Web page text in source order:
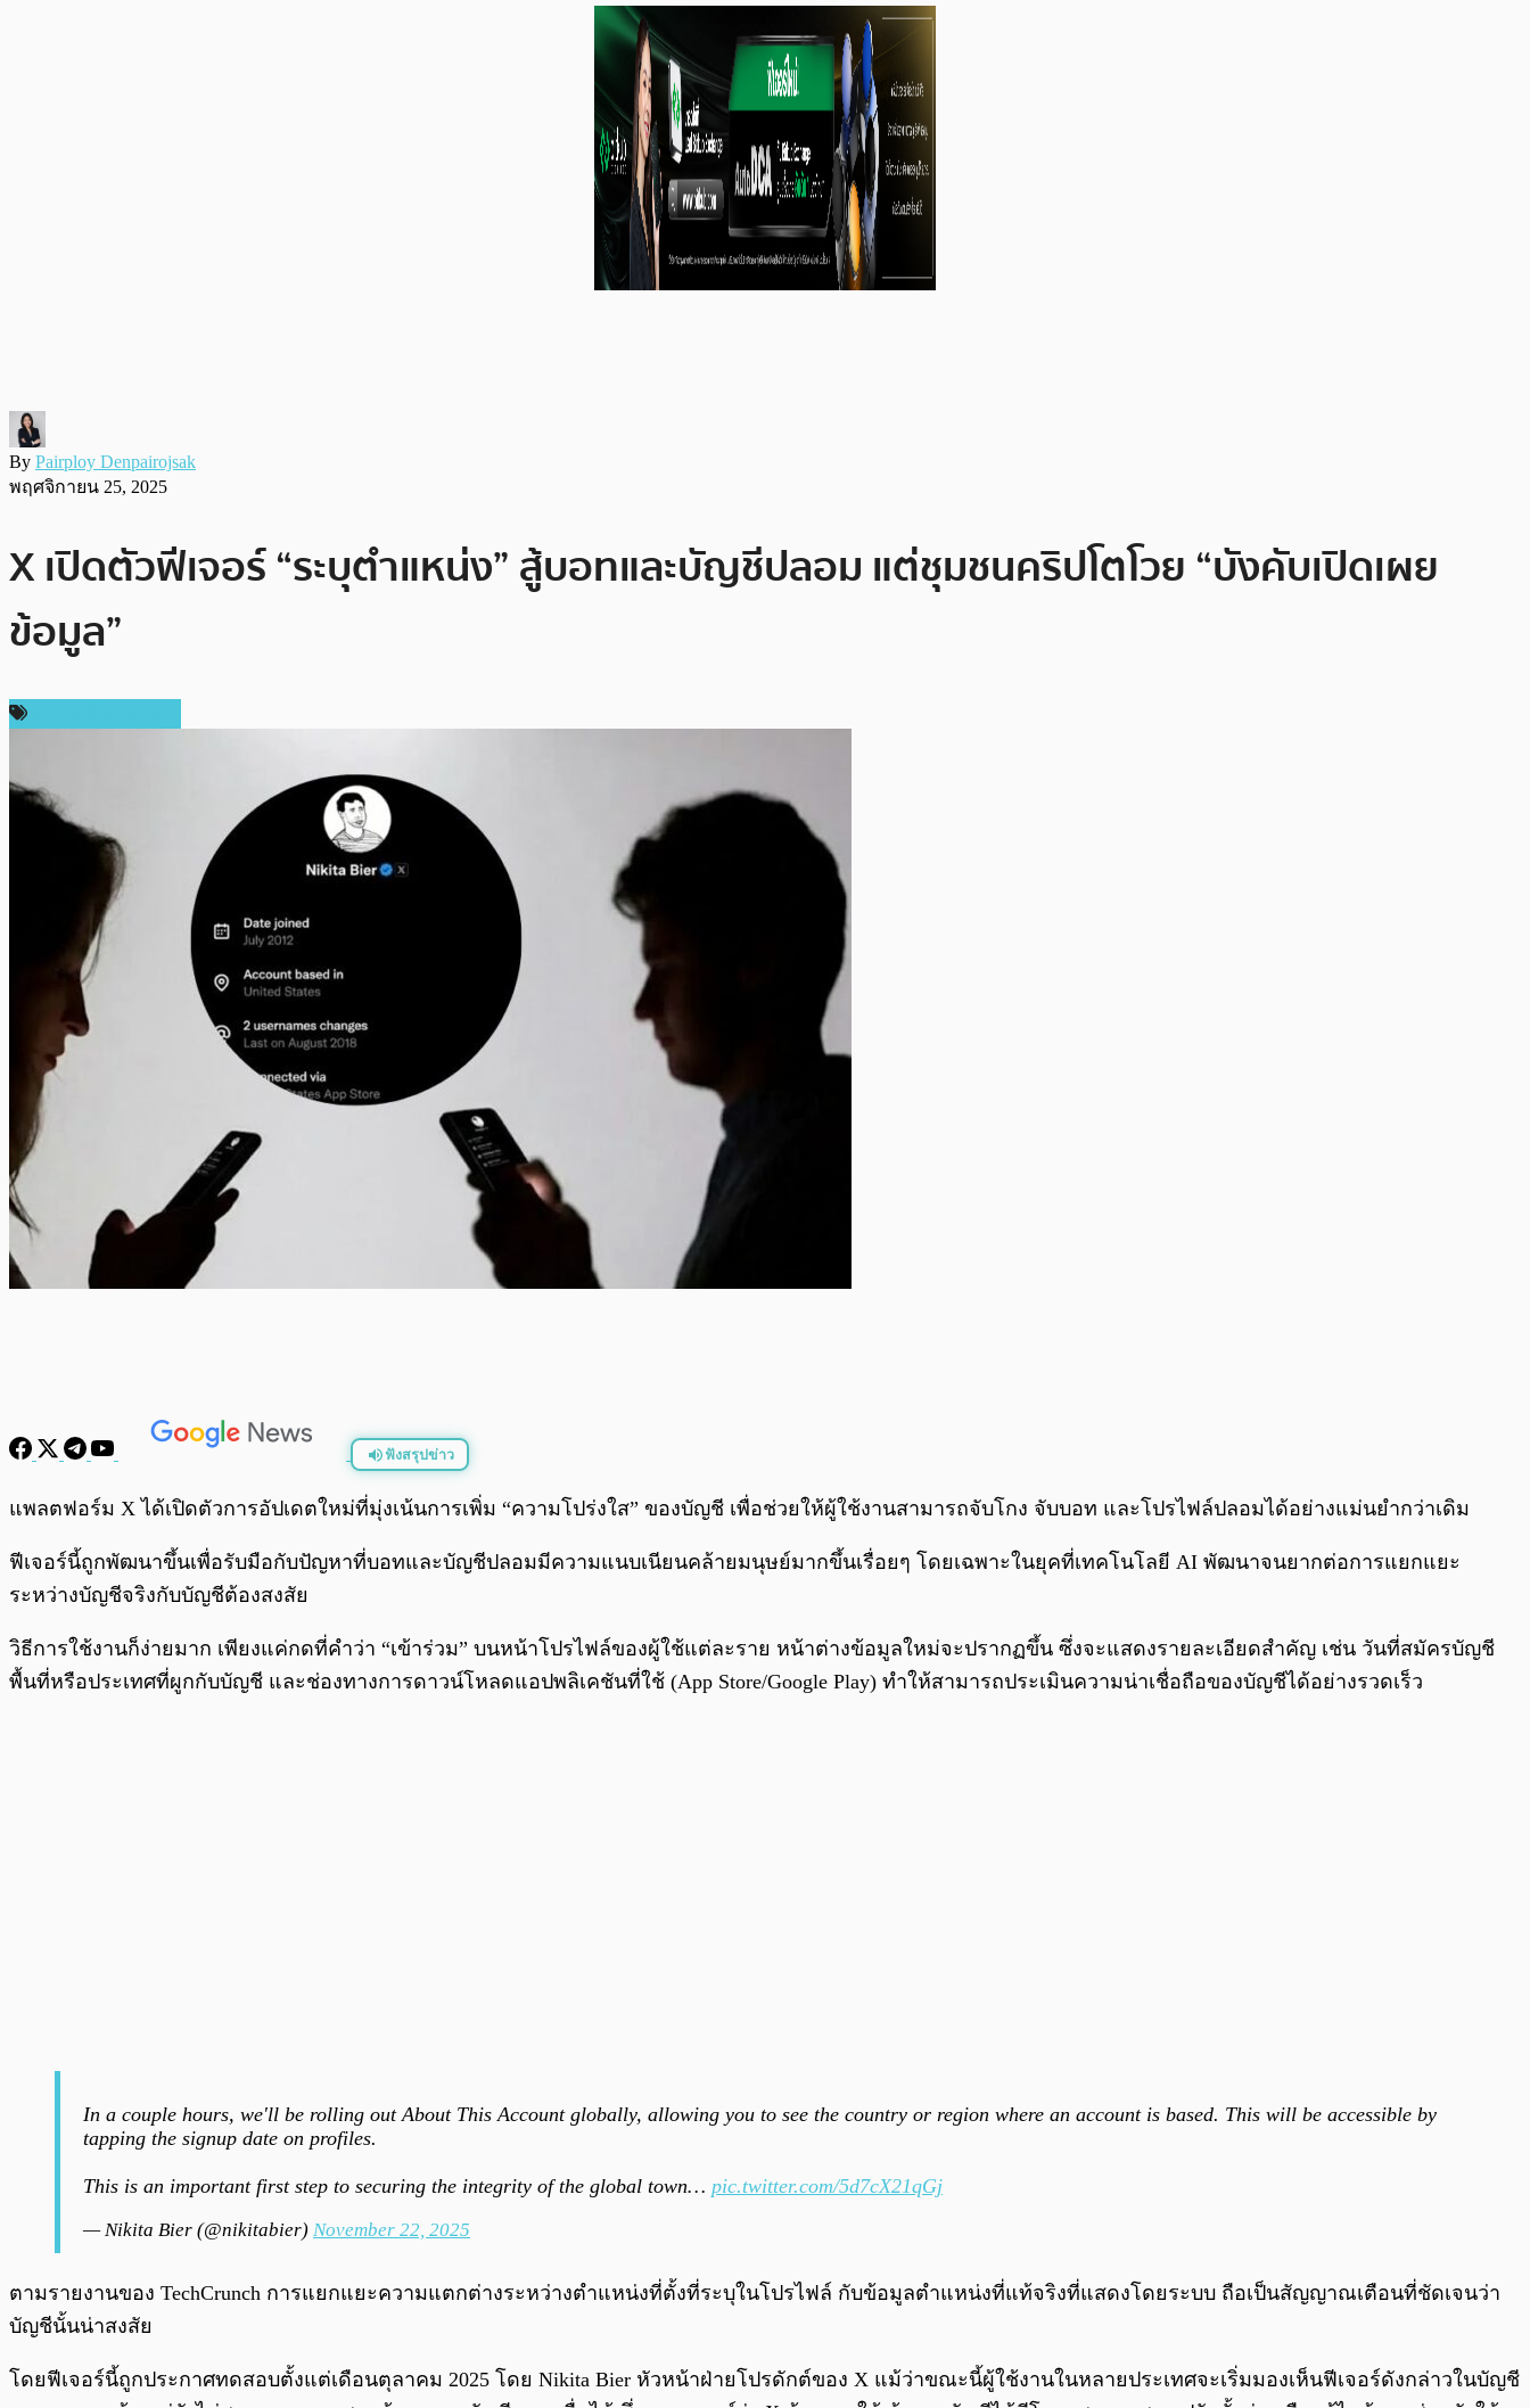
By Pairploy Denpairojsak
พฤศจิกายน 25, 2025
X เปิดตัวฟีเจอร์ “ระบุตำแหน่ง” สู้บอทและบัญชีปลอม แต่ชุมชนคริปโตโวย “บังคับเปิดเผย
ข้อมูล”
ฟังสรุปข่าว
พร้อมเล่น 0:00 0:00
แพลตฟอร์ม X ได้เปิดตัวการอัปเดตใหม่ที่มุ่งเน้นการเพิ่ม “ความโปร่งใส” ของบัญชี เพื่อช่วยให้ผู้ใช้งานสามารถจับโกง จับบอท และโปรไฟล์ปลอมได้อย่างแม่นยำกว่าเดิม
ฟีเจอร์นี้ถูกพัฒนาขึ้นเพื่อรับมือกับปัญหาที่บอทและบัญชีปลอมมีความแนบเนียนคล้ายมนุษย์มากขึ้นเรื่อยๆ โดยเฉพาะในยุคที่เทคโนโลยี AI พัฒนาจนยากต่อการแยกแยะ
ระหว่างบัญชีจริงกับบัญชีต้องสงสัย
วิธีการใช้งานก็ง่ายมาก เพียงแค่กดที่คำว่า “เข้าร่วม” บนหน้าโปรไฟล์ของผู้ใช้แต่ละราย หน้าต่างข้อมูลใหม่จะปรากฏขึ้น ซึ่งจะแสดงรายละเอียดสำคัญ เช่น วันที่สมัครบัญชี
พื้นที่หรือประเทศที่ผูกกับบัญชี และช่องทางการดาวน์โหลดแอปพลิเคชันที่ใช้ (App Store/Google Play) ทำให้สามารถประเมินความน่าเชื่อถือของบัญชีได้อย่างรวดเร็ว
In a couple hours, we'll be rolling out About This Account globally, allowing you to see the country or region where an account is based. This will be accessible by
tapping the signup date on profiles.
This is an important first step to securing the integrity of the global town… pic.twitter.com/5d7cX21qGj
— Nikita Bier (@nikitabier) November 22, 2025
ตามรายงานของ TechCrunch การแยกแยะความแตกต่างระหว่างตำแหน่งที่ตั้งที่ระบุในโปรไฟล์ กับข้อมูลตำแหน่งที่แท้จริงที่แสดงโดยระบบ ถือเป็นสัญญาณเตือนที่ชัดเจนว่า
บัญชีนั้นน่าสงสัย
โดยฟีเจอร์นี้ถูกประกาศทดสอบตั้งแต่เดือนตุลาคม 2025 โดย Nikita Bier หัวหน้าฝ่ายโปรดักต์ของ X แม้ว่าขณะนี้ผู้ใช้งานในหลายประเทศจะเริ่มมองเห็นฟีเจอร์ดังกล่าวในบัญชี